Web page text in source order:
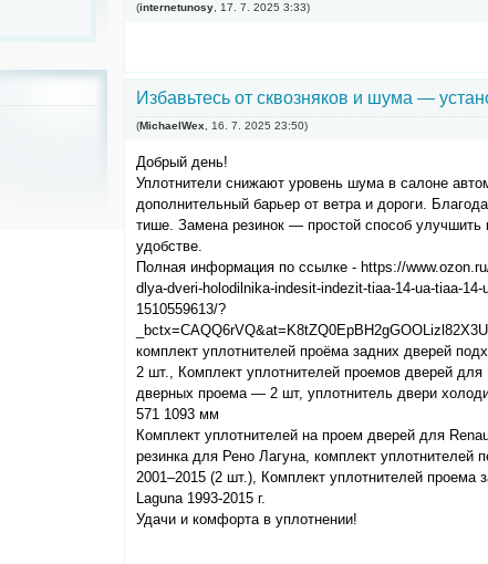
(internetunosy 17. 7. 2025 3:33)
Избавьтесь от сквозняков и шума —
(MichaelWex 16. 7. 2025 23:50)
Добрый день!
Уплотнители снижают уровень шума в салоне
дополнительный барьер от ветра и дороги.
тише. Замена резинок — простой способ улучшить
удобстве.
Полная информация по ссылке - https://
dlya-dveri-holodilnika-indesit-indezit-tiaa-14-ua-tiaa-14-
1510559613/?
комплект уплотнителей проёма задних дверей
2 шт., Комплект уплотнителей проемов дверей для
дверных проема — 2 шт, уплотнитель двери
571 1093 мм
Комплект уплотнителей на проем дверей для
резинка для Рено Лагуна, комплект уплотнителей
2001–2015 (2 шт.), Комплект уплотнителей проема
Laguna 1993-2015 г.
Удачи и комфорта в уплотнении!